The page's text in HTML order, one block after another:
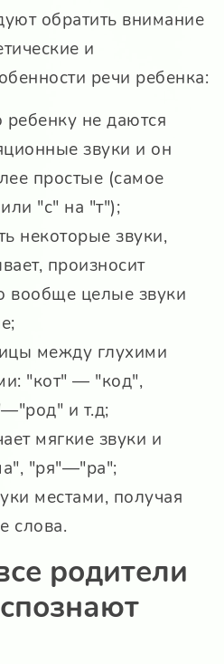
обратить внимание
и
речи ребенка:
не даются
звуки и он
простые (самое
"с" на "т");
некоторые звуки,
произносит
вообще целые звуки
между глухими
"кот" — "код",
и т.д;
мягкие звуки и
"ря"—"ра";
местами, получая
слова.
родители